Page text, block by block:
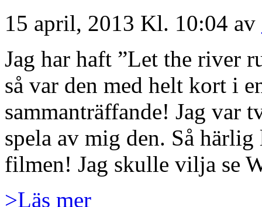
15 april, 2013 Kl. 10:04 av
Jag har haft ”Let the river
så var den med helt kort i
sammanträffande! Jag var
spela av mig den. Så
filmen! Jag skulle vilja se
>Läs mer